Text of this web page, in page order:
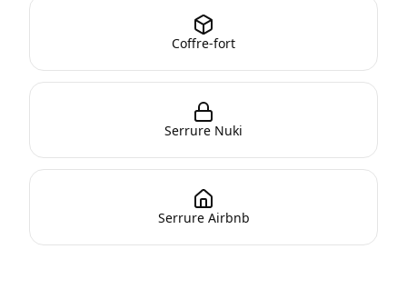
Coffre-fort
Serrure Nuki
Serrure Airbnb